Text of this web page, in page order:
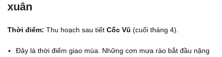
xuân
Thời điểm: Thu hoạch sau tiết Cốc Vũ (cuối tháng 4).
Đây là thời điểm giao mùa. Những cơn mưa rào bắt đầu nặng